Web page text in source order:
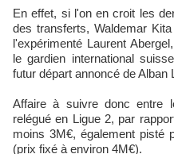
En effet, si l'on en croit les
des transferts, Waldemar
l'expérimenté Laurent
le gardien international
futur départ annoncé de Alban
Affaire à suivre donc entre
relégué en Ligue 2, par
moins 3M€, également pisté
(prix fixé à environ 4M€).